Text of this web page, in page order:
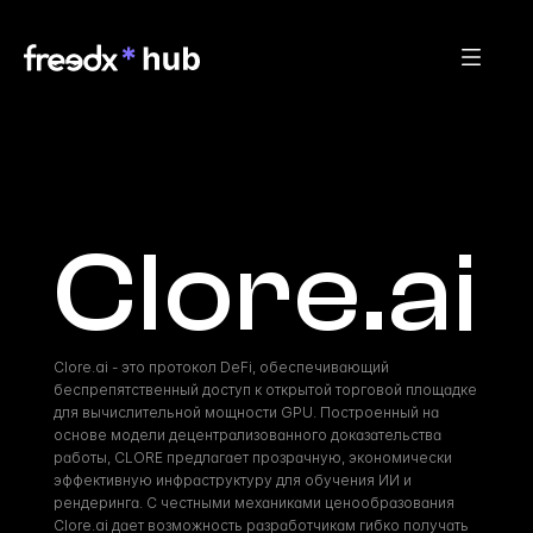
Clore.ai
Clore.ai - это протокол DeFi, обеспечивающий
беспрепятственный доступ к открытой торговой площадке
для вычислительной мощности GPU. Построенный на
основе модели децентрализованного доказательства
работы, CLORE предлагает прозрачную, экономически
эффективную инфраструктуру для обучения ИИ и
рендеринга. С честными механиками ценообразования
Clore.ai дает возможность разработчикам гибко получать